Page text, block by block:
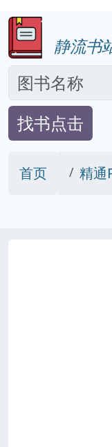
静流书
找书点击
首页 精通